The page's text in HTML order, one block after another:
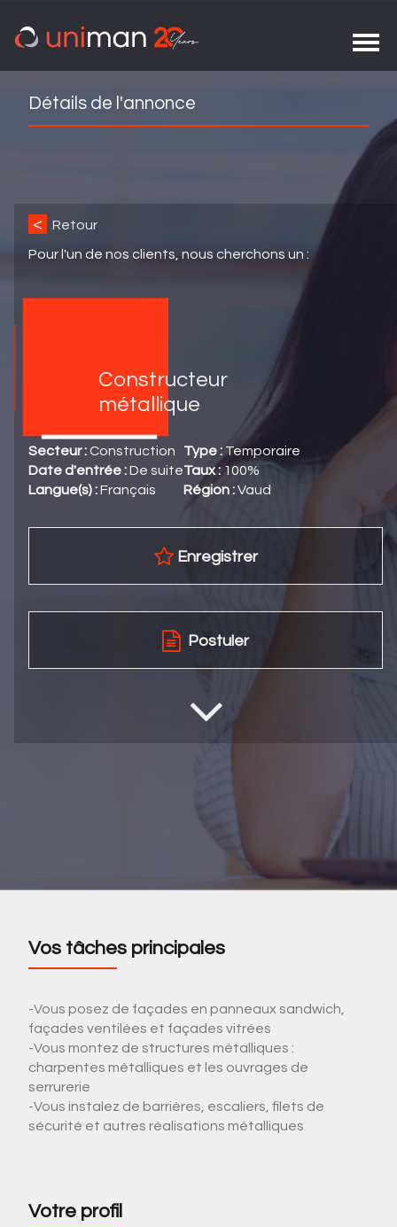
Détails de l'annonce
< Retour
Pour l'un de nos clients, nous cherchons un :
Constructeur
métallique
Secteur :Construction
Date d'entrée :De suite
Langue(s) :Français
Type : Temporaire
Taux : 100%
Région :Vaud
Enregistrer
Postuler
Vos tâches principales
-Vous posez de façades en panneaux sandwich,
façades ventilées et façades vitrées
-Vous montez de structures métalliques :
charpentes métalliques et les ouvrages de
serrurerie
-Vous instalez de barrières, escaliers, filets de
sécurité et autres réalisations métalliques
Votre profil